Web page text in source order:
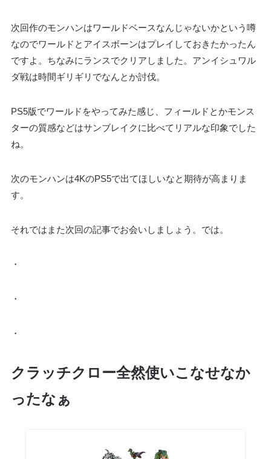
次回作のモンハンはワールドベースなんじゃないかという噂
なのでワールドとアイスボーンはプレイしておきたかったん
ですよ。ちなみにランスでクリアしました。アンイシュワル
ダ戦は時間ギリギリでなんとか討伐。
PS5版でワールドをやってみた感じ、フィールドとかモンス
ターの質感などはサンブレイクに比べてリアルな印象でした
ね。
次のモンハンは4KのPS5で出てほしいなと期待が高まりま
す。
それではまた次回の記事でお会いしましょう。では。
・
・
・
クラッチクロー全然使いこなせなか
ったなぁ